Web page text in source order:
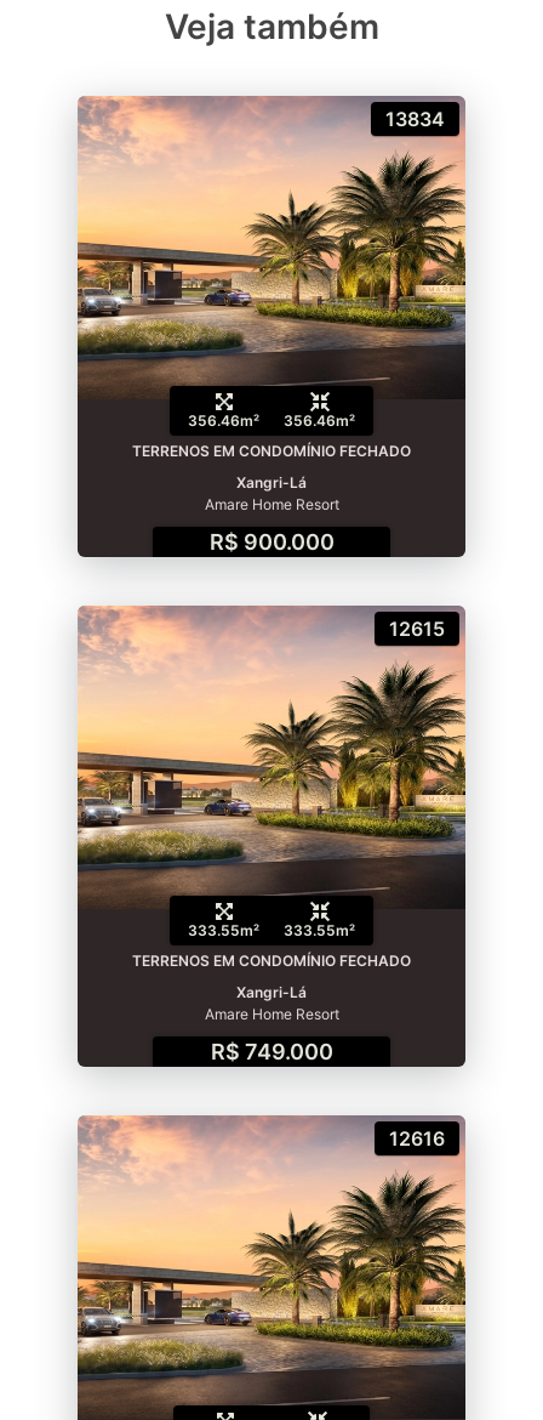
Veja também
13834
356.46m²
356.46m²
TERRENOS EM CONDOMÍNIO FECHADO
Xangri-Lá
Amare Home Resort
R$ 900.000
12615
333.55m²
333.55m²
TERRENOS EM CONDOMÍNIO FECHADO
Xangri-Lá
Amare Home Resort
R$ 749.000
12616